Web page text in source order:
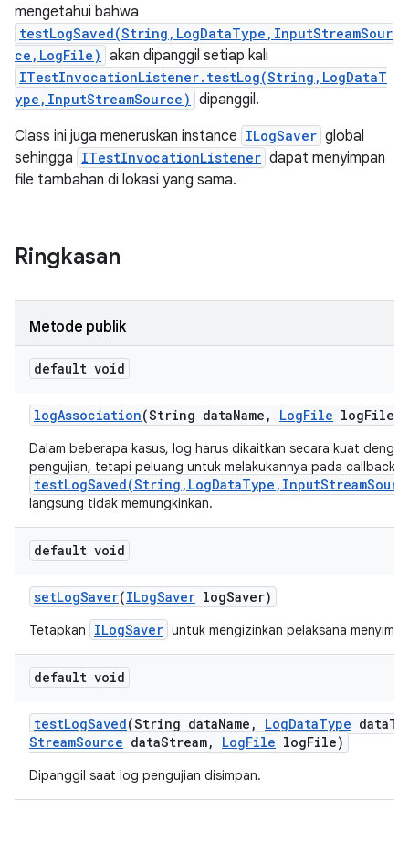
mengetahui bahwa
testLogSaved(String,LogDataType,InputStreamSour
ce,LogFile) akan dipanggil setiap kali
ITestInvocationListener.testLog(String,LogDataT
ype,InputStreamSource) dipanggil.
Class ini juga meneruskan instance ILogSaver global
sehingga ITestInvocationListener dapat menyimpan
file tambahan di lokasi yang sama.
Ringkasan
Metode publik
default void
logAssociation(String dataName , LogFile logFile)
Dalam beberapa kasus, log harus dikaitkan secara kuat
pengujian, tetapi peluang untuk melakukannya pada callback
langsung tidak memungkinkan.
default void
setLogSaver(ILogSaver logSaver)
Tetapkan ILogSaver untuk mengizinkan pelaksana
default void
testLogSaved(String dataName , LogDataType data
StreamSource dataStream, LogFile logFile)
Dipanggil saat log pengujian disimpan.